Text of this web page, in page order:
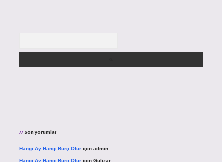
Son yorumlar
Hangi Ay Hangi Burç Oluriçin admin
Hangi Ay Hangi Burç Oluriçin Gülizar